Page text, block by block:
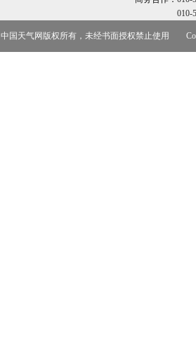
010-
中国天气网版权所有，未经书面授权禁止使用